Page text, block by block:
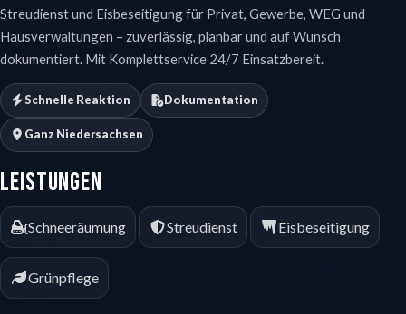
Streudienst und Eisbeseitigung für Privat, Gewerbe, WEG und
Hausverwaltungen – zuverlässig, planbar und auf Wunsch
dokumentiert. Mit Komplettservice 24/7 Einsatzbereit.
Schnelle Reaktion Dokumentation
Ganz Niedersachsen
Leistungen
Schneeräumung Streudienst Eisbeseitigung
Grünpflege